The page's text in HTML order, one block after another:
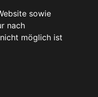
sowie
nach
möglich ist